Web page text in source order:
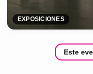
EXPOSICIONES
Este